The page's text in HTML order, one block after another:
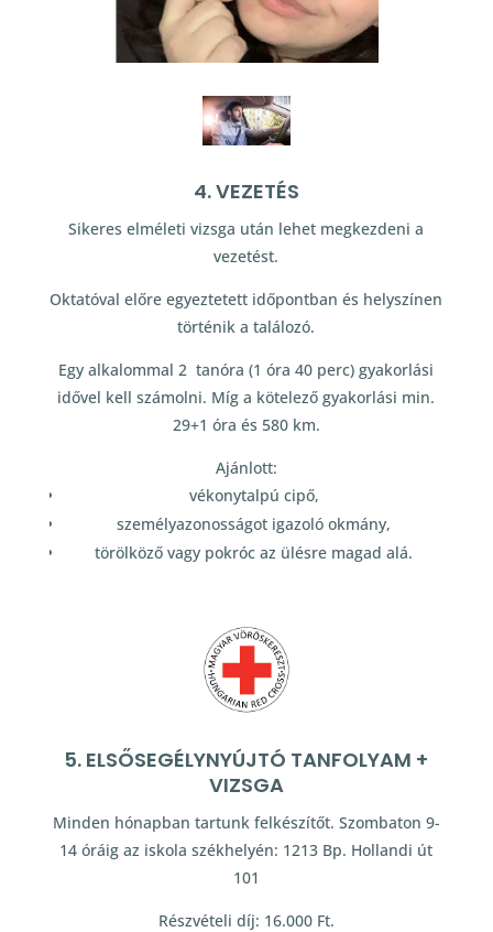
4. VEZETÉS
Sikeres elméleti vizsga után lehet megkezdeni a
vezetést.
Oktatóval előre egyeztetett időpontban és helyszínen
történik a találozó.
Egy alkalommal 2 tanóra (1 óra 40 perc) gyakorlási
idővel kell számolni. Míg a kötelező gyakorlási min.
29+1 óra és 580 km.
Ajánlott:
vékonytalpú cipő,
személyazonosságot igazoló okmány,
törölköző vagy pokróc az ülésre magad alá.
5. ELSŐSEGÉLYNYÚJTÓ TANFOLYAM +
VIZSGA
Minden hónapban tartunk felkészítőt. Szombaton 9-
14 óráig az iskola székhelyén: 1213 Bp. Hollandi út
101
Részvételi díj: 16.000 Ft.